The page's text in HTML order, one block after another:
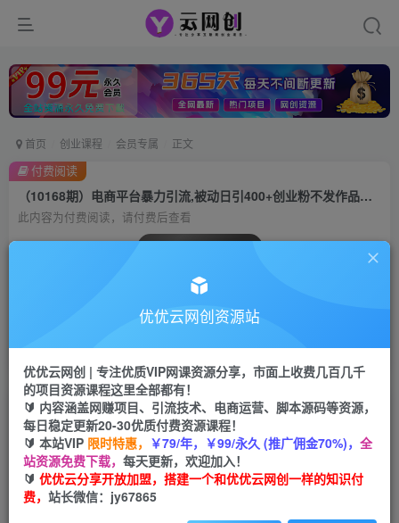
首页 创业课程 会员专属 正文
（10168期）电商平台暴力引流,被动日引400+创业粉不发作品，不截流，不发私信
此内容为付费阅读，请付费后查看
会员专属资源
您暂无购买权限，请先开通会员
开通会员
付费阅读
（10168期）电商平台暴力引流,被动日引400+创
业粉不发作品，不截流，不发私信
优优云网创
2年前更新
关注 私信
优优云网创资源站
优优云网创 | 专注优质VIP网课资源分享，市面上收费几百几千
的项目资源课程这里全部都有！
🔰 内容涵盖网赚项目、引流技术、电商运营、脚本源码等资源，
每日稳定更新20-30优质付费资源课程！
🔰 本站VIP 限时特惠， ￥79/年，￥99/永久 (推广佣金70%)， 全
站资源免费下载， 每天更新，欢迎加入！
🔰 优优云分享开放加盟，搭建一个和优优云网创一样的知识付
费， 站长微信：jy67865